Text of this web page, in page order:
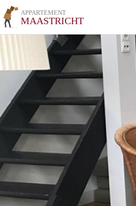
APPARTEMENT
MAASTRICHT